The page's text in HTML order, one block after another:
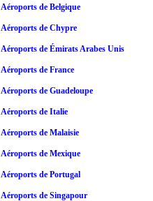
Aéroports de Belgique
Aéroports de Chypre
Aéroports de Émirats Arabes Unis
Aéroports de France
Aéroports de Guadeloupe
Aéroports de Italie
Aéroports de Malaisie
Aéroports de Mexique
Aéroports de Portugal
Aéroports de Singapour